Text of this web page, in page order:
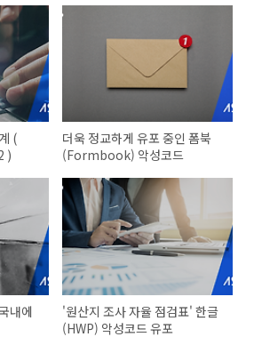
(
)
더욱 정교하게 유포 중인 폼북
(Formbook) 악성코드
내에
'원산지 조사 자율 점검표' 한글
(HWP) 악성코드 유포